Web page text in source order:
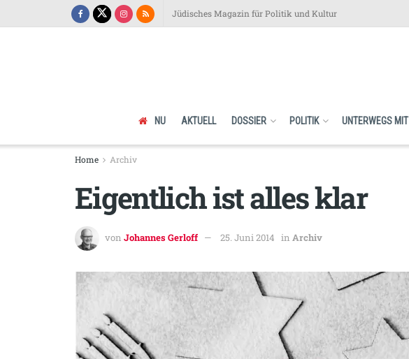
Jüdisches Magazin für Politik und Kultur
NU AKTUELL DOSSIER POLITIK UNTERWEGS MIT
Home Archiv
Eigentlich ist alles klar
von Johannes Gerloff 25. Juni 2014 in Archiv